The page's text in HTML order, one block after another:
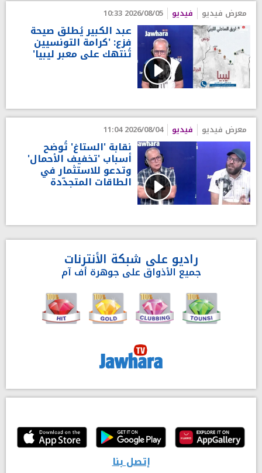
معرض فيديو فيديو 2026/08/05 10:33
عبد الكبير يُطلق صيحة
فزع: 'كرامة التونسيين
تُنتهك على معبر ليبيا'
معرض فيديو فيديو 2026/08/04 11:04
نقابة 'الستاغ' تُوضح
أسباب 'تخفيف الأحمال'
وتدعو للاستثمار في
الطاقات المتجدّدة
راديو على شبكة الأنترنات
جميع الأذواق على جوهرة أف آم
إتصل بنا